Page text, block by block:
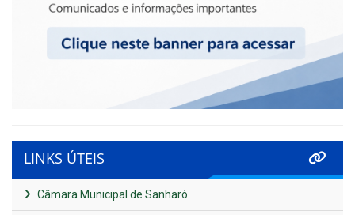
LINKS ÚTEIS
Câmara Municipal de Sanharó